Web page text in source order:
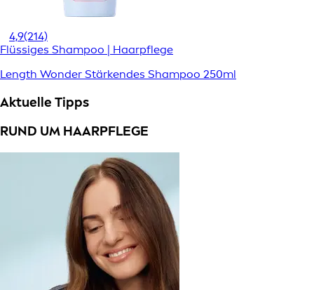
4,9(214)
Flüssiges Shampoo | Haarpflege
Length Wonder Stärkendes Shampoo 250ml
Aktuelle Tipps
RUND UM HAARPFLEGE